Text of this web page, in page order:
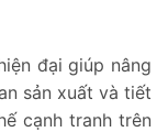
đại giúp nâng
sản xuất và tiết
cạnh tranh trên